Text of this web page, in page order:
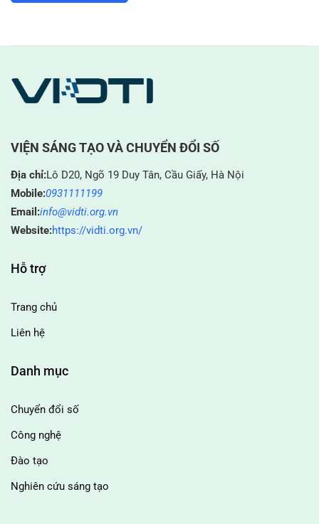
VIỆN SÁNG TẠO VÀ CHUYỂN ĐỔI SỐ
Địa chỉ:Lô D20, Ngõ 19 Duy Tân, Cầu Giấy, Hà Nội
Mobile:0931111199
Email:info@vidti.org.vn
Website:https://vidti.org.vn/
Hỗ trợ
Trang chủ
Liên hệ
Danh mục
Chuyển đổi số
Công nghệ
Đào tạo
Nghiên cứu sáng tạo